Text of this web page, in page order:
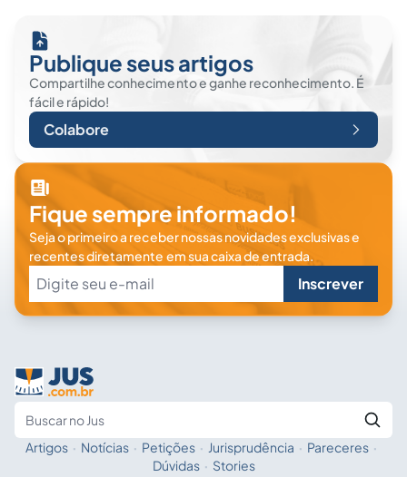
Publique seus artigos
Compartilhe conhecimento e ganhe reconhecimento. É
fácil e rápido!
Colabore
Fique sempre informado!
Seja o primeiro a receber nossas novidades exclusivas e
recentes diretamente em sua caixa de entrada.
Inscrever
Fale com a IA
Artigos · Notícias · Petições · Jurisprudência · Pareceres ·
Dúvidas · Stories